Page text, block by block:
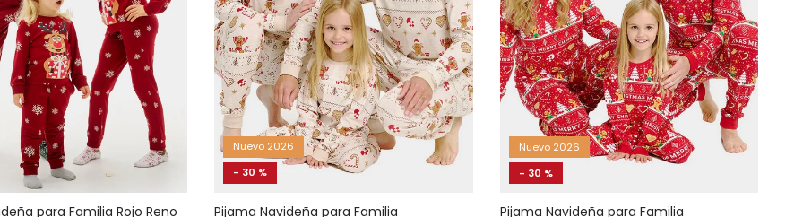
para Familia Rojo Reno
Nuevo 2026
- 30 %
Pijama Navideña para Familia
Nuevo 2026
- 30 %
Pijama Navideña para Familia